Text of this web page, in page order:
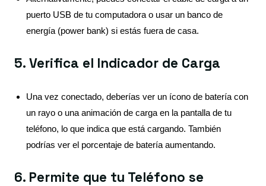
puerto USB de tu computadora o usar un banco de
energía (power bank) si estás fuera de casa.
5. Verifica el Indicador de Carga
Una vez conectado, deberías ver un ícono de batería con
un rayo o una animación de carga en la pantalla de tu
teléfono, lo que indica que está cargando. También
podrías ver el porcentaje de batería aumentando.
6. Permite que tu Teléfono se